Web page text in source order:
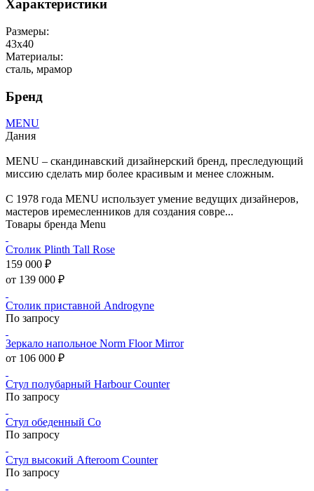
Характеристики
Размеры:
43х40
Материалы:
сталь, мрамор
Бренд
MENU
Дания
MENU – скандинавский дизайнерский бренд, преследующий
миссию сделать мир более красивым и менее сложным.
С 1978 года MENU использует умение ведущих дизайнеров,
мастеров иремесленников для создания совре...
Товары бренда Menu
Столик Plinth Tall Rose
159 000 ₽
от 139 000 ₽
Столик приставной Androgyne
По запросу
Зеркало напольное Norm Floor Mirror
от 106 000 ₽
Стул полубарный Harbour Counter
По запросу
Стул обеденный Co
По запросу
Стул высокий Afteroom Counter
По запросу